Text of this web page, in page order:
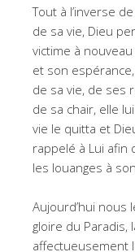
Tout à l’inverse
de sa vie, Dieu
victime à
et son
de sa vie, de ses
de sa chair, elle
vie le quitta et
rappelé à Lui afin
les louanges à
Aujourd’hui nous
gloire du Paradis,
affectueusement